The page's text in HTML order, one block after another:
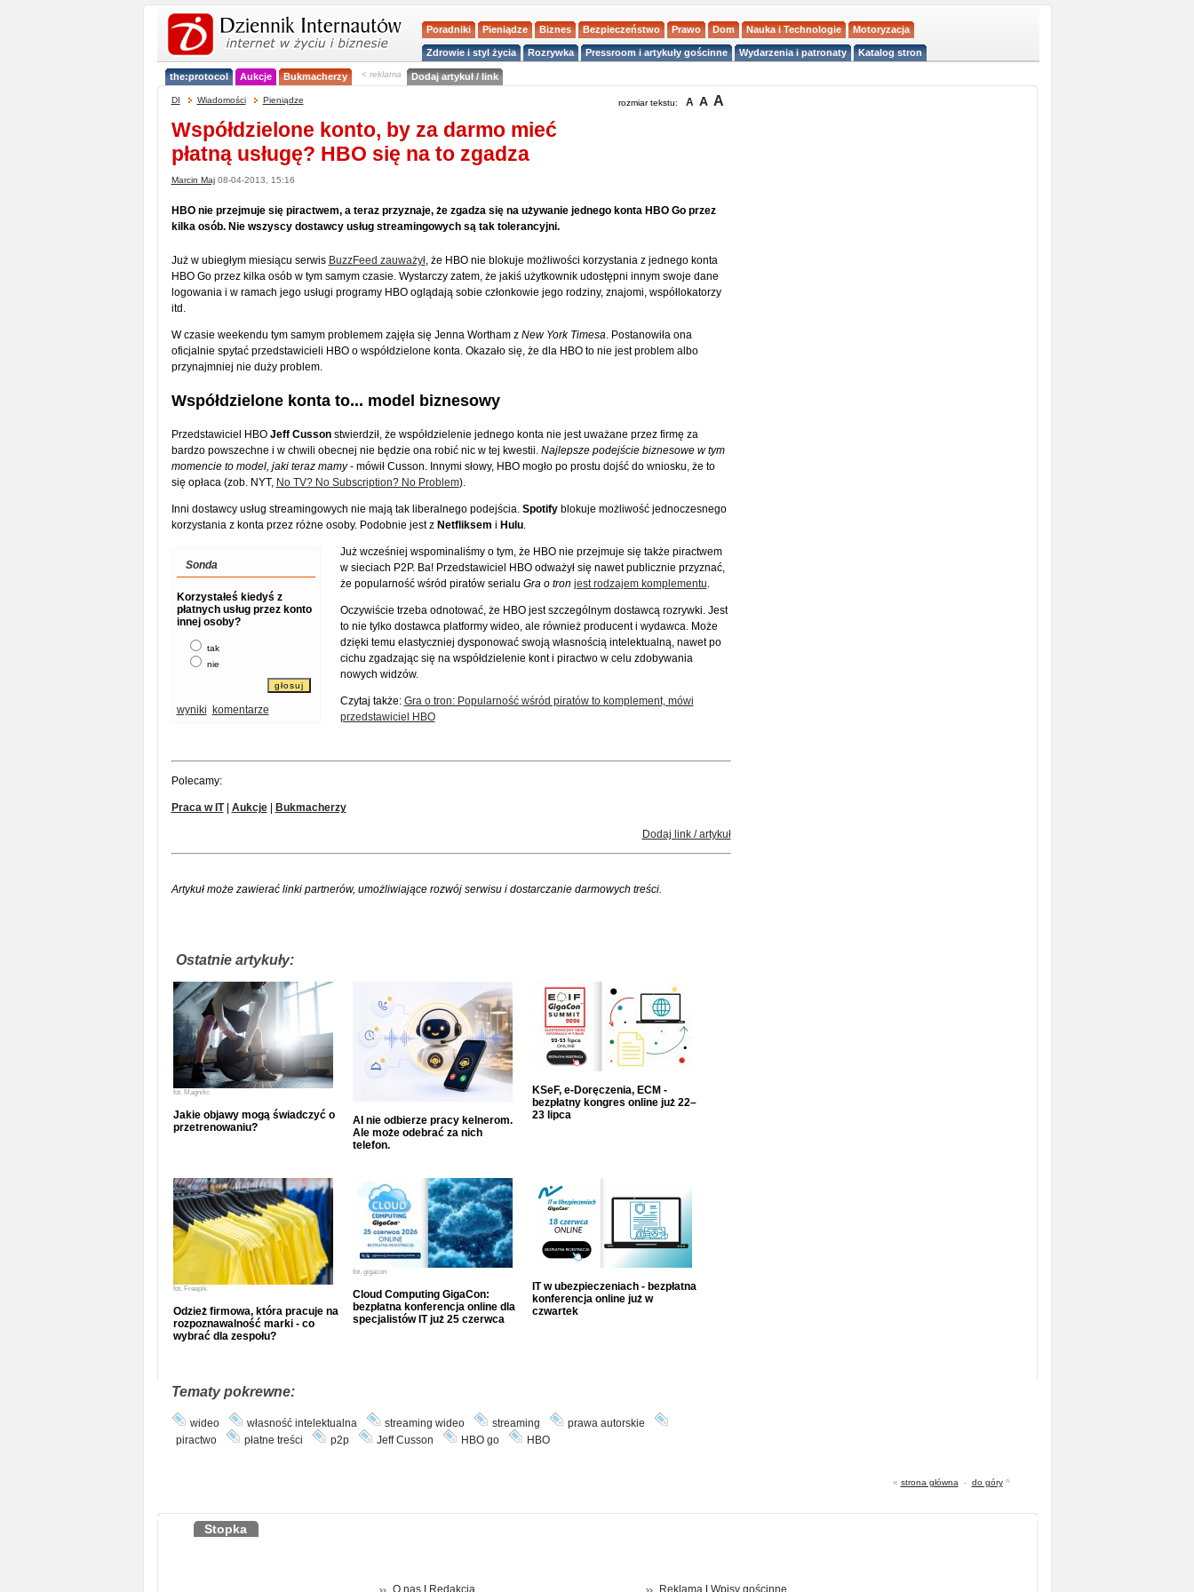
Poradniki Pieniądze Biznes Bezpieczeństwo Prawo Dom Nauka i Technologie Motoryzacja
Zdrowie i styl życia Rozrywka Pressroom i artykuły gościnne Wydarzenia i patronaty Katalog stron
the:protocol Aukcje Bukmacherzy < reklama Dodaj artykuł / link
DI Wiadomości Pieniądze rozmiar tekstu: A A A
Współdzielone konto, by za darmo mieć
płatną usługę? HBO się na to zgadza
Marcin Maj08-04-2013, 15:16
HBO nie przejmuje się piractwem, a teraz przyznaje, że zgadza się na używanie jednego konta HBO Go przez
kilka osób. Nie wszyscy dostawcy usług streamingowych są tak tolerancyjni.
Już w ubiegłym miesiącu serwis BuzzFeed zauważył, że HBO nie blokuje możliwości korzystania z jednego konta
HBO Go przez kilka osób w tym samym czasie. Wystarczy zatem, że jakiś użytkownik udostępni innym swoje dane
logowania i w ramach jego usługi programy HBO oglądają sobie członkowie jego rodziny, znajomi, współlokatorzy
itd.
W czasie weekendu tym samym problemem zajęła się Jenna Wortham z New York Timesa. Postanowiła ona
oficjalnie spytać przedstawicieli HBO o współdzielone konta. Okazało się, że dla HBO to nie jest problem albo
przynajmniej nie duży problem.
Współdzielone konta to... model biznesowy
Przedstawiciel HBO Jeff Cussonstwierdził, że współdzielenie jednego konta nie jest uważane przez firmę za
bardzo powszechne i w chwili obecnej nie będzie ona robić nic w tej kwestii. Najlepsze podejście biznesowe w tym
momencie to model, jaki teraz mamy- mówił Cusson. Innymi słowy, HBO mogło po prostu dojść do wniosku, że to
się opłaca (zob. NYT, No TV? No Subscription? No Problem).
Inni dostawcy usług streamingowych nie mają tak liberalnego podejścia. Spotifyblokuje możliwość jednoczesnego
korzystania z konta przez różne osoby. Podobnie jest z Netfliksem i Hulu.
Sonda
Korzystałeś kiedyś z
płatnych usług przez konto
innej osoby?
tak
nie
wyniki komentarze
Już wcześniej wspominaliśmy o tym, że HBO nie przejmuje się także piractwem
w sieciach P2P. Ba! Przedstawiciel HBO odważył się nawet publicznie przyznać,
że popularność wśród piratów serialu Gra o tron jest rodzajem komplementu.
Oczywiście trzeba odnotować, że HBO jest szczególnym dostawcą rozrywki. Jest
to nie tylko dostawca platformy wideo, ale również producent i wydawca. Może
dzięki temu elastyczniej dysponować swoją własnością intelektualną, nawet po
cichu zgadzając się na współdzielenie kont i piractwo w celu zdobywania
nowych widzów.
Czytaj także: Gra o tron: Popularność wśród piratów to komplement, mówi
przedstawiciel HBO
Polecamy:
Praca w IT| Aukcje| Bukmacherzy
Dodaj link / artykuł
Artykuł może zawierać linki partnerów, umożliwiające rozwój serwisu i dostarczanie darmowych treści.
Ostatnie artykuły:
fot. Magnific
Jakie objawy mogą świadczyć o
przetrenowaniu?
AI nie odbierze pracy kelnerom.
Ale może odebrać za nich
telefon.
KSeF, e-Doręczenia, ECM -
bezpłatny kongres online już 22–
23 lipca
fot. Freepik
Odzież firmowa, która pracuje na
rozpoznawalność marki - co
wybrać dla zespołu?
fot. gigacon
Cloud Computing GigaCon:
bezpłatna konferencja online dla
specjalistów IT już 25 czerwca
IT w ubezpieczeniach - bezpłatna
konferencja online już w
czwartek
Tematy pokrewne:
wideo własność intelektualna streaming wideo streaming
prawa autorskie
piractwo
płatne treści p2p Jeff Cusson HBO go HBO
« strona główna - do góry^
Stopka
O nas| Redakcja Reklama Wpisy gościnne